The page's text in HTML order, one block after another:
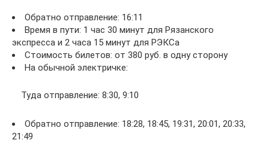
Обратно отправление: 16:11
Время в пути: 1 час 30 минут для Рязанского
экспресса и 2 часа 15 минут для РЭКСа
Стоимость билетов: от 380 руб. в одну сторону
На обычной электричке:
Туда отправление: 8:30, 9:10
Обратно отправление: 18:28, 18:45, 19:31, 20:01, 20:33,
21:49